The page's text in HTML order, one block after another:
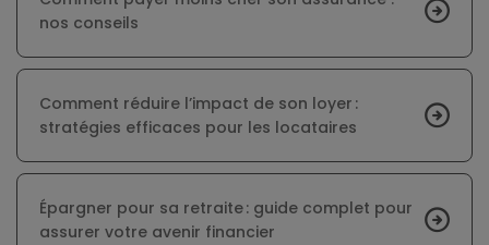
nos conseils
Comment réduire l’impact de son loyer :
stratégies efficaces pour les locataires
Épargner pour sa retraite : guide complet pour
assurer votre avenir financier